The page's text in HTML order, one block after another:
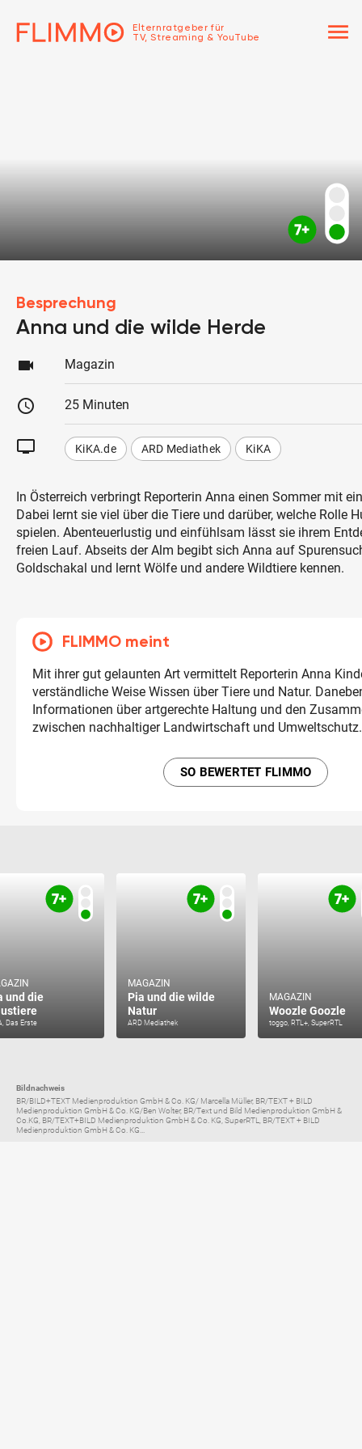
Elternratgeber für
TV, Streaming & YouTube
menu
Besprechung
Anna und die wilde Herde
videocam Magazin
schedule 25 Minuten
tv KiKA.de ARD Mediathek KiKA
In Österreich verbringt Reporterin Anna einen Sommer mit
Dabei lernt sie viel über die Tiere und darüber, welche Rolle
spielen. Abenteuerlustig und einfühlsam lässt sie ihrem
freien Lauf. Abseits der Alm begibt sich Anna auf
Goldschakal und lernt Wölfe und andere Wildtiere kennen.
FLIMMO meint
Mit ihrer gut gelaunten Art vermittelt Reporterin Anna
verständliche Weise Wissen über Tiere und Natur.
Informationen über artgerechte Haltung und den
zwischen nachhaltiger Landwirtschaft und Umweltschutz.
SO BEWERTET FLIMMO
und die
Das Erste
MAGAZIN
Pia und die wilde
Natur
ARD Mediathek
MAGAZIN
Woozle Goozle
toggo, RTL+, SuperRTL
Bildnachweis
BR/BILD+TEXT Medienproduktion GmbH & Co. KG/ Marcella Müller, BR/TEXT + BILD
Medienproduktion GmbH & Co. KG/Ben Wolter, BR/Text und Bild Medienproduktion GmbH &
Co.KG, BR/TEXT+BILD Medienproduktion GmbH & Co. KG, SuperRTL, BR/TEXT + BILD
Medienproduktion GmbH & Co. KG...